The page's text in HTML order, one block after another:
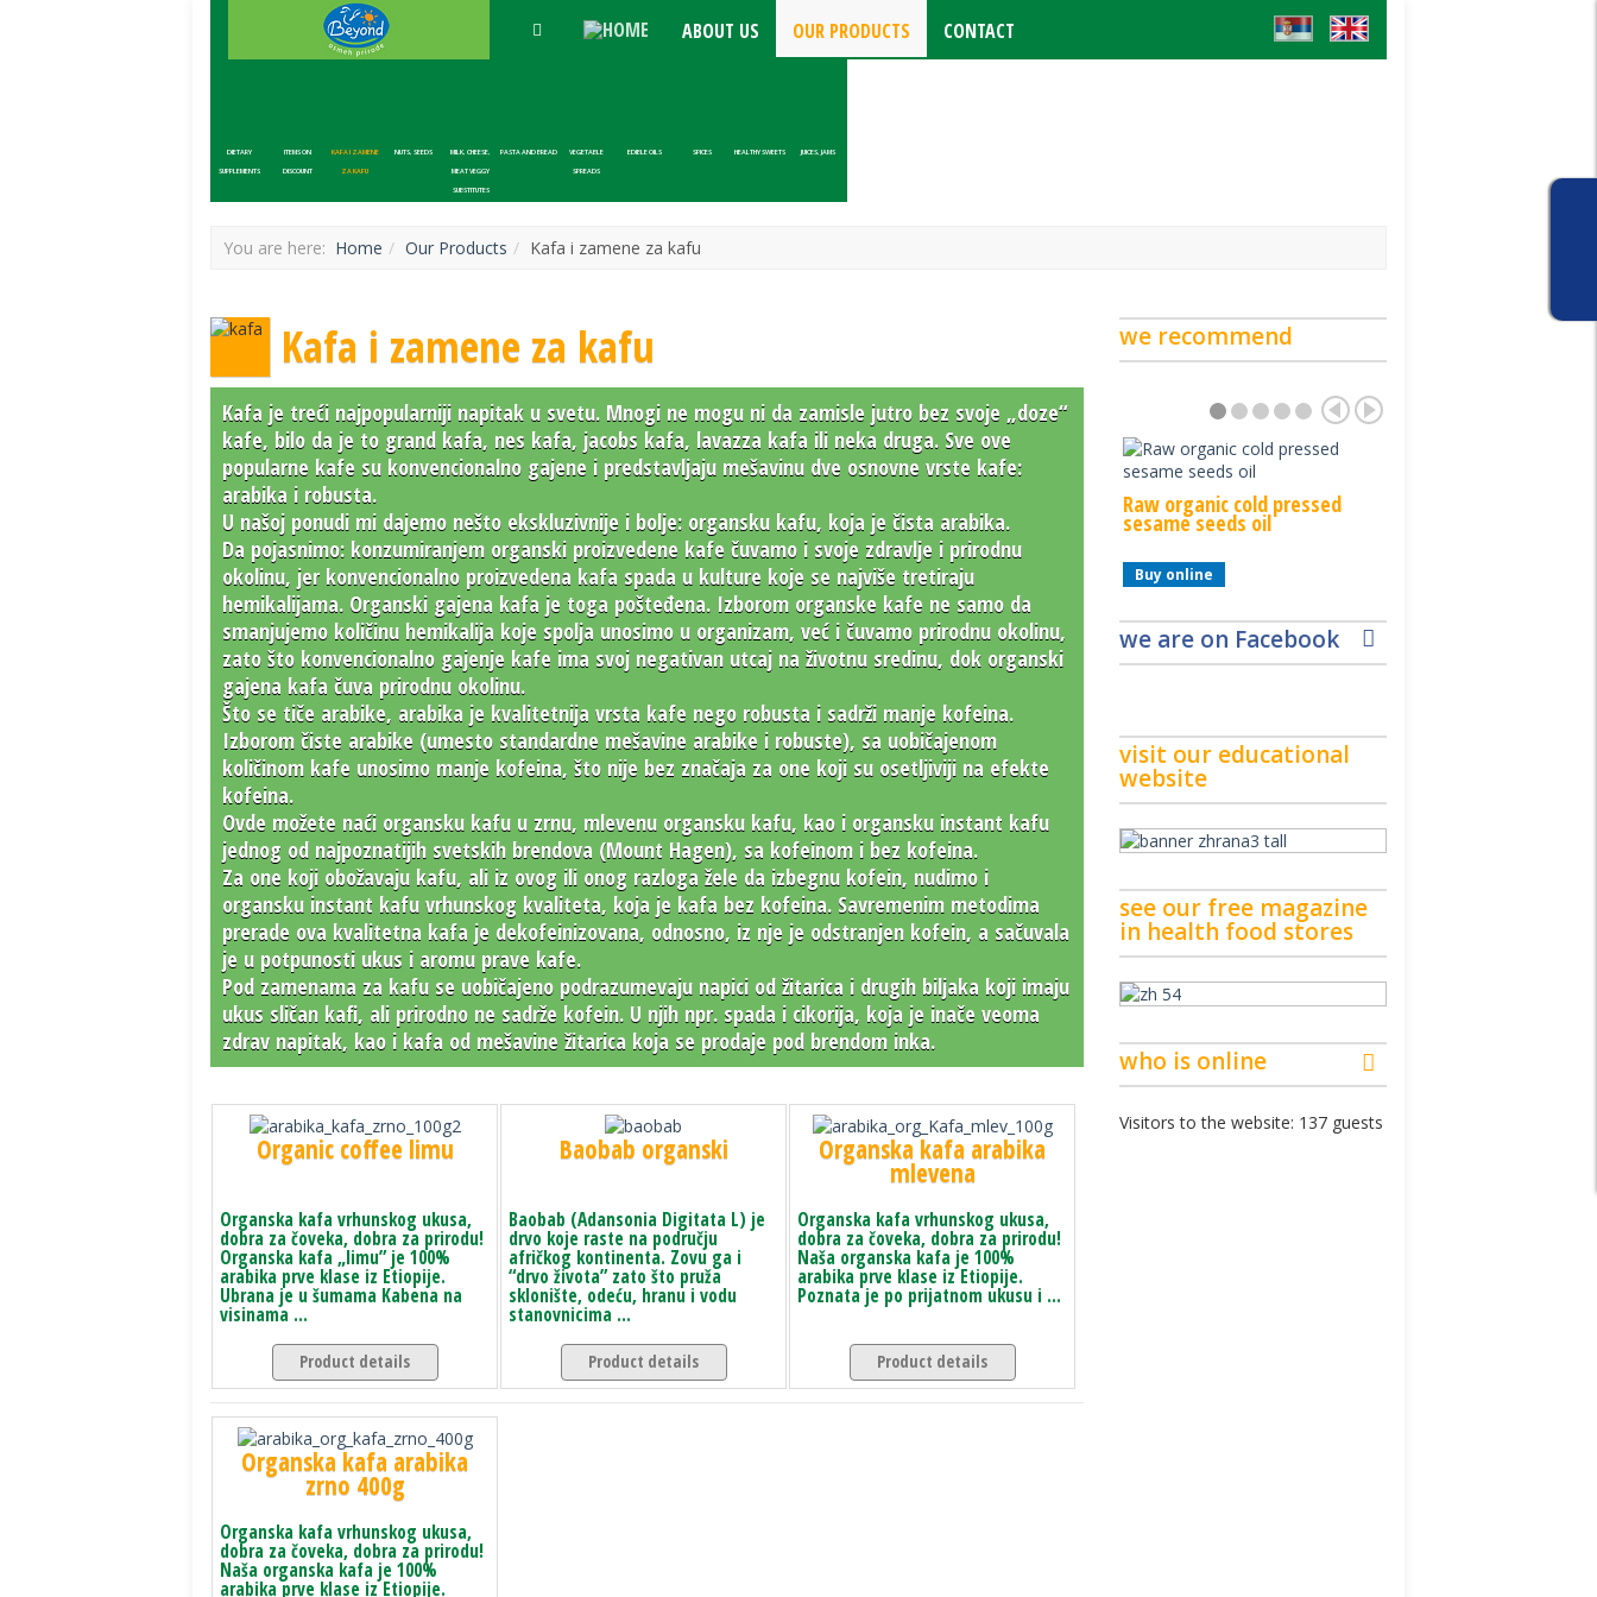
ABOUT US OUR PRODUCTS CONTACT
DIETARY
SUPPLEMENTS
ITEMS ON
DISCOUNT
KAFA I ZAMENE
ZA KAFU
NUTS, SEEDS
MILK, CHEESE,
MEAT VEGGY
SUBSTITUTES
PASTA AND BREAD
VEGETABLE
SPREADS
EDIBLE OILS SPICES HEALTHY SWEETS JUICES, JAMS
You are here: Home Our Products Kafa i zamene za kafu
Kafa i zamene za kafu
Kafa je treći najpopularniji napitak u svetu. Mnogi ne mogu ni da zamisle jutro bez svoje „doze“
kafe, bilo da je to grand kafa, nes kafa, jacobs kafa, lavazza kafa ili neka druga. Sve ove
popularne kafe su konvencionalno gajene i predstavljaju mešavinu dve osnovne vrste kafe:
arabika i robusta.
U našoj ponudi mi dajemo nešto ekskluzivnije i bolje: organsku kafu, koja je čista arabika.
Da pojasnimo: konzumiranjem organski proizvedene kafe čuvamo i svoje zdravlje i prirodnu
okolinu, jer konvencionalno proizvedena kafa spada u kulture koje se najviše tretiraju
hemikalijama. Organski gajena kafa je toga pošteđena. Izborom organske kafe ne samo da
smanjujemo količinu hemikalija koje spolja unosimo u organizam, već i čuvamo prirodnu okolinu,
zato što konvencionalno gajenje kafe ima svoj negativan utcaj na životnu sredinu, dok organski
gajena kafa čuva prirodnu okolinu.
Što se tiče arabike, arabika je kvalitetnija vrsta kafe nego robusta i sadrži manje kofeina.
Izborom čiste arabike (umesto standardne mešavine arabike i robuste), sa uobičajenom
količinom kafe unosimo manje kofeina, što nije bez značaja za one koji su osetljiviji na efekte
kofeina.
Ovde možete naći organsku kafu u zrnu, mlevenu organsku kafu, kao i organsku instant kafu
jednog od najpoznatijih svetskih brendova (Mount Hagen), sa kofeinom i bez kofeina.
Za one koji obožavaju kafu, ali iz ovog ili onog razloga žele da izbegnu kofein, nudimo i
organsku instant kafu vrhunskog kvaliteta, koja je kafa bez kofeina. Savremenim metodima
prerade ova kvalitetna kafa je dekofeinizovana, odnosno, iz nje je odstranjen kofein, a sačuvala
je u potpunosti ukus i aromu prave kafe.
Pod zamenama za kafu se uobičajeno podrazumevaju napici od žitarica i drugih biljaka koji imaju
ukus sličan kafi, ali prirodno ne sadrže kofein. U njih npr. spada i cikorija, koja je inače veoma
zdrav napitak, kao i kafa od mešavine žitarica koja se prodaje pod brendom inka.
Organic coffee limu
Organska kafa vrhunskog ukusa,
dobra za čoveka, dobra za prirodu!
Organska kafa „limu” je 100%
arabika prve klase iz Etiopije.
Ubrana je u šumama Kabena na
visinama ...
Product details
Baobab organski
Baobab (Adansonia Digitata L) je
drvo koje raste na području
afričkog kontinenta. Zovu ga i
“drvo života” zato što pruža
sklonište, odeću, hranu i vodu
stanovnicima ...
Product details
Organska kafa arabika
mlevena
Organska kafa vrhunskog ukusa,
dobra za čoveka, dobra za prirodu!
Naša organska kafa je 100%
arabika prve klase iz Etiopije.
Poznata je po prijatnom ukusu i ...
Product details
Organska kafa arabika
zrno 400g
Organska kafa vrhunskog ukusa,
dobra za čoveka, dobra za prirodu!
Naša organska kafa je 100%
arabika prve klase iz Etiopije.
we recommend
Raw organic cold pressed
sesame seeds oil
Buy online
we are on Facebook
visit our educational
website
see our free magazine
in health food stores
who is online
Visitors to the website: 137 guests